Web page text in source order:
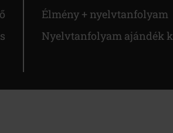
Élmény + nyelvtanfolyam
Nyelvtanfolyam ajándék